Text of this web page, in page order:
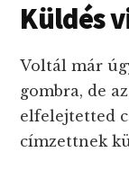
Küldés
Voltál már
gombra, de
elfelejtetted
címzettnek